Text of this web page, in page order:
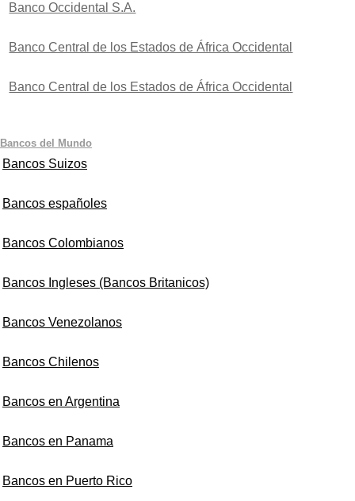
Banco Occidental S.A.
Banco Central de los Estados de África Occidental
Banco Central de los Estados de África Occidental
Bancos del Mundo
Bancos Suizos
Bancos españoles
Bancos Colombianos
Bancos Ingleses (Bancos Britanicos)
Bancos Venezolanos
Bancos Chilenos
Bancos en Argentina
Bancos en Panama
Bancos en Puerto Rico